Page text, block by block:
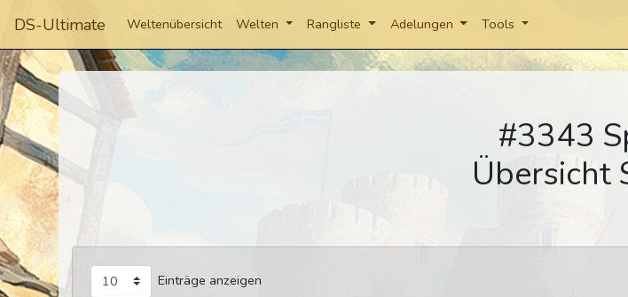
DS-Ultimate Weltenübersicht Welten Rangliste Adelungen Tools
#3343
Übersicht
Einträge anzeigen